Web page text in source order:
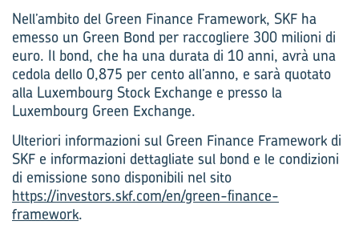
Nell’ambito del Green Finance Framework, SKF ha
emesso un Green Bond per raccogliere 300 milioni di
euro. Il bond, che ha una durata di 10 anni, avrà una
cedola dello 0,875 per cento all’anno, e sarà quotato
alla Luxembourg Stock Exchange e presso la
Luxembourg Green Exchange.
Ulteriori informazioni sul Green Finance Framework di
SKF e informazioni dettagliate sul bond e le condizioni
di emissione sono disponibili nel sito
https://investors.skf.com/en/green-finance-
framework.